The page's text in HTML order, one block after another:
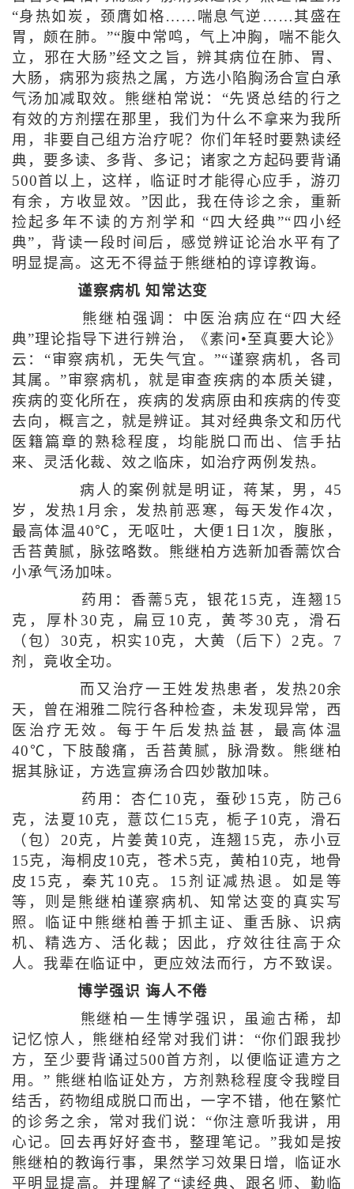
“身热如炭，颈膺如格……喘息气逆……其盛在
胃，颇在肺。”“腹中常鸣，气上冲胸，喘不能久
立，邪在大肠”经文之旨，辨其病位在肺、胃、
大肠，病邪为痰热之属，方选小陷胸汤合宣白承
气汤加减取效。熊继柏常说：“先贤总结的行之
有效的方剂摆在那里，我们为什么不拿来为我所
用，非要自己组方治疗呢？你们年轻时要熟读经
典，要多读、多背、多记；诸家之方起码要背诵
500首以上，这样，临证时才能得心应手，游刃
有余，方收显效。”因此，我在侍诊之余，重新
捡起多年不读的方剂学和 “四大经典”“四小经
典”，背读一段时间后，感觉辨证论治水平有了
明显提高。这无不得益于熊继柏的谆谆教诲。
谨察病机 知常达变
熊继柏强调：中医治病应在“四大经
典”理论指导下进行辨治，《素问•至真要大论》
云：“审察病机，无失气宜。”“谨察病机，各司
其属。”审察病机，就是审查疾病的本质关键，
疾病的变化所在，疾病的发病原由和疾病的传变
去向，概言之，就是辨证。其对经典条文和历代
医籍篇章的熟稔程度，均能脱口而出、信手拈
来、灵活化裁、效之临床，如治疗两例发热。
病人的案例就是明证，蒋某，男，45
岁，发热1月余，发热前恶寒，每天发作4次，
最高体温40℃，无呕吐，大便1日1次，腹胀，
舌苔黄腻，脉弦略数。熊继柏方选新加香薷饮合
小承气汤加味。
药用：香薷5克，银花15克，连翘15
克，厚朴30克，扁豆10克，黄芩30克，滑石
（包）30克，枳实10克，大黄（后下）2克。7
剂，竟收全功。
而又治疗一王姓发热患者，发热20余
天，曾在湘雅二院行各种检查，未发现异常，西
医治疗无效。每于午后发热益甚，最高体温
40℃，下肢酸痛，舌苔黄腻，脉滑数。熊继柏
据其脉证，方选宣痹汤合四妙散加味。
药用：杏仁10克，蚕砂15克，防己6
克，法夏10克，薏苡仁15克，栀子10克，滑石
（包）20克，片姜黄10克，连翘15克，赤小豆
15克，海桐皮10克，苍术5克，黄柏10克，地骨
皮15克，秦艽10克。15剂证减热退。如是等
等，则是熊继柏谨察病机、知常达变的真实写
照。临证中熊继柏善于抓主证、重舌脉、识病
机、精选方、活化裁；因此，疗效往往高于众
人。我辈在临证中，更应效法而行，方不致误。
博学强识 诲人不倦
熊继柏一生博学强识，虽逾古稀，却
记忆惊人，熊继柏经常对我们讲：“你们跟我抄
方，至少要背诵过500首方剂，以便临证遣方之
用。” 熊继柏临证处方，方剂熟稔程度令我瞠目
结舌，药物组成脱口而出，一字不错，他在繁忙
的诊务之余，常对我们说：“你注意听我讲，用
心记。回去再好好查书，整理笔记。”我如是按
熊继柏的教诲行事，果然学习效果日增，临证水
平明显提高。并理解了“读经典、跟名师、勤临